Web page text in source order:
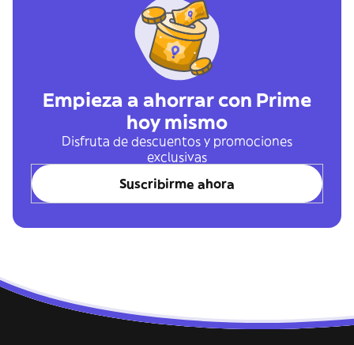
Empieza a ahorrar con Prime
hoy mismo
Disfruta de descuentos y promociones
exclusivas
Suscribirme ahora